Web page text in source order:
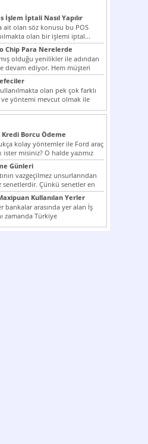
İşlem İptali Nasıl Yapılır
ait olan söz konusu bu POS
olan bir işlemi iptal...
Chip Para Nerelerde
olduğu yenilikler ile adından
devam ediyor. Hem müşteri
arttırmak hem...
olan pek çok farklı
yöntemi mevcut olmak ile
Kredi Borcu Ödeme
kolay yöntemler ile Ford araç
misiniz? O halde yazımız
Günleri
vazgeçilmez unsurlarından
senetlerdir. Çünkü senetler en
ödeme araçlarıdır. Taksitler...
Kullanılan Yerler
bankalar arasında yer alan İş
zamanda Türkiye
ilk milli...